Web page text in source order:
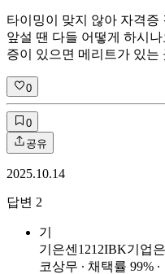
타이밍이 맞지 않아 자격증
앞설 땐 다들 어떻게 하시
증이 있으면 메리트가 있는
0
0
공유
2025.10.14
답변 2
기
기은센1212IBK기업
코상무 ∙ 채택률 99% ∙